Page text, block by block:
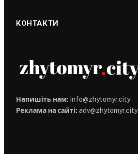
КОНТАКТИ
Напишіть нам: info@zhytomyr.city
Реклама на сайті: adv@zhytomyr.city